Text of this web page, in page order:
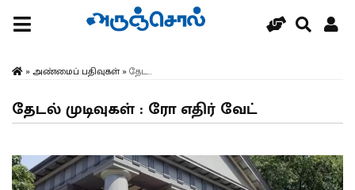
» அண்மைப் பதிவுகள்» தேட...
தேடல் முடிவுகள் : ரோ எதிர் வேட்